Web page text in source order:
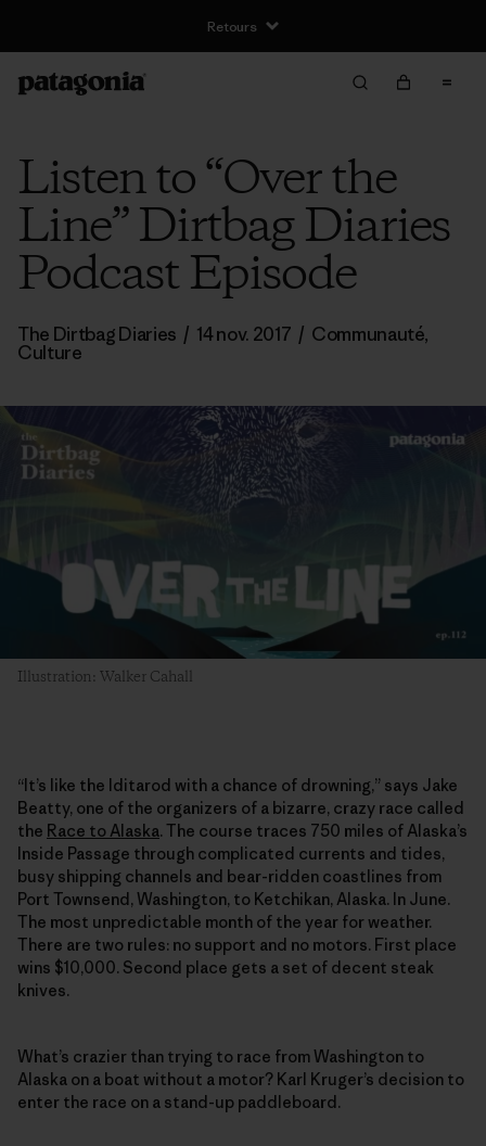
Retours
Listen to “Over the
Line” Dirtbag Diaries
Podcast Episode
The Dirtbag Diaries / 14 nov. 2017 / Communauté,
Culture
Illustration: Walker Cahall
“It’s like the Iditarod with a chance of drowning,” says Jake
Beatty, one of the organizers of a bizarre, crazy race called
the Race to Alaska. The course traces 750 miles of Alaska’s
Inside Passage through complicated currents and tides,
busy shipping channels and bear-ridden coastlines from
Port Townsend, Washington, to Ketchikan, Alaska. In June.
The most unpredictable month of the year for weather.
There are two rules: no support and no motors. First place
wins $10,000. Second place gets a set of decent steak
knives.
What’s crazier than trying to race from Washington to
Alaska on a boat without a motor? Karl Kruger’s decision to
enter the race on a stand-up paddleboard.